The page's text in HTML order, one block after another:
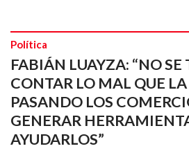
FABIÁN LUAYZA: “NO SE
CONTAR LO MAL QUE LA
PASANDO LOS
GENERAR
AYUDARLOS”
Política